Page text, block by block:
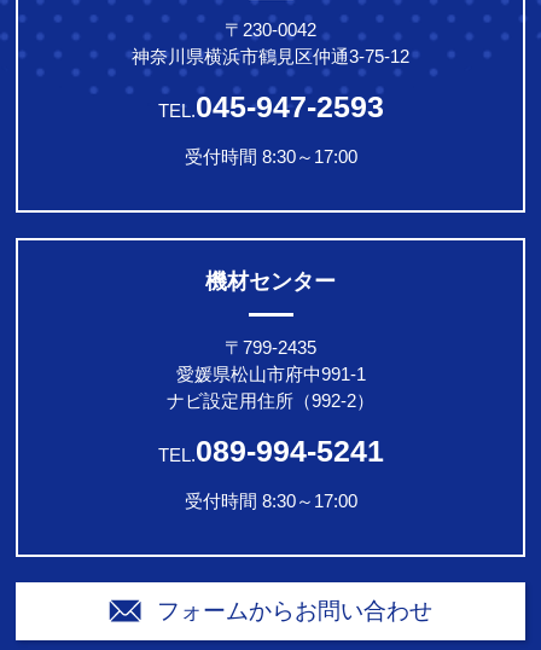
〒230-0042
神奈川県横浜市鶴見区仲通3-75-12
TEL.045-947-2593
受付時間 8:30～17:00
機材センター
〒799-2435
愛媛県松山市府中991-1
ナビ設定用住所（992-2）
TEL.089-994-5241
受付時間 8:30～17:00
フォームからお問い合わせ